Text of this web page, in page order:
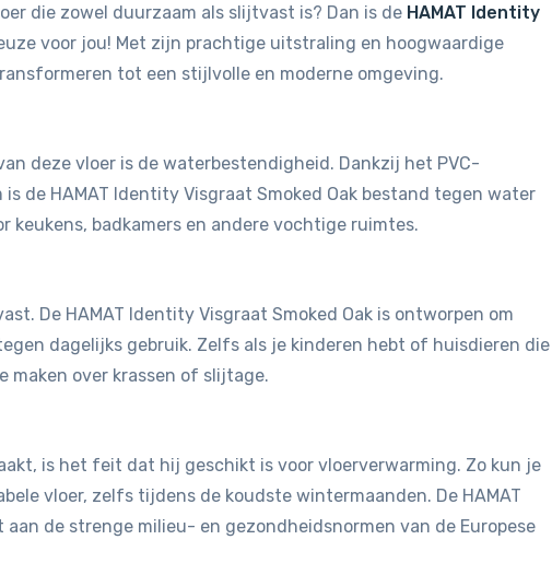
die zowel duurzaam als slijtvast is? Dan is de HAMAT Identity
voor jou! Met zijn prachtige uitstraling en hoogwaardige
tot een stijlvolle en moderne omgeving.
deze vloer is de waterbestendigheid. Dankzij het PVC-
de HAMAT Identity Visgraat Smoked Oak bestand tegen water
keukens, badkamers en andere vochtige ruimtes.
De HAMAT Identity Visgraat Smoked Oak is ontworpen om
dagelijks gebruik. Zelfs als je kinderen hebt of huisdieren die
maken over krassen of slijtage.
is het feit dat hij geschikt is voor vloerverwarming. Zo kun je
vloer, zelfs tijdens de koudste wintermaanden. De HAMAT
de strenge milieu- en gezondheidsnormen van de Europese